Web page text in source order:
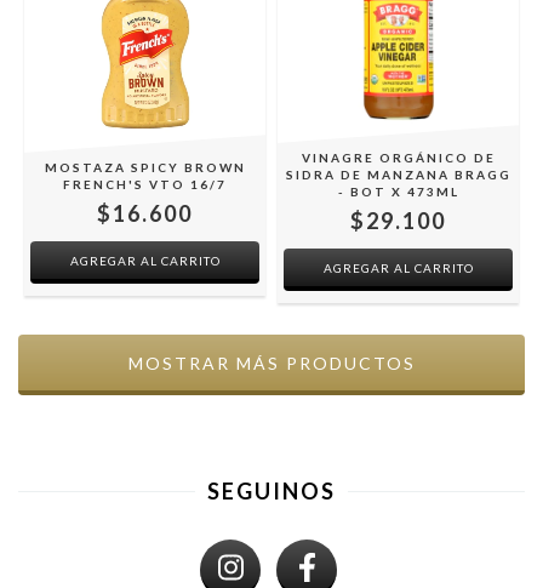
MOSTAZA SPICY BROWN
FRENCH'S VTO 16/7
$16.600
VINAGRE ORGÁNICO DE
SIDRA DE MANZANA BRAGG
- BOT X 473ML
$29.100
MOSTRAR MÁS PRODUCTOS
SEGUINOS